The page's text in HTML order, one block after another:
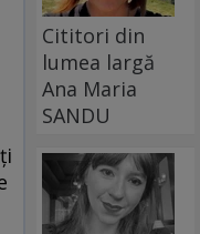
Cititori din
lumea largă
Ana Maria
SANDU